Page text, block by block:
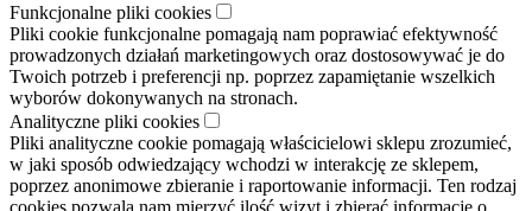
Funkcjonalne pliki cookies
Pliki cookie funkcjonalne pomagają nam poprawiać efektywność
prowadzonych działań marketingowych oraz dostosowywać je do
Twoich potrzeb i preferencji np. poprzez zapamiętanie wszelkich
wyborów dokonywanych na stronach.
Analityczne pliki cookies
Pliki analityczne cookie pomagają właścicielowi sklepu zrozumieć,
w jaki sposób odwiedzający wchodzi w interakcję ze sklepem,
poprzez anonimowe zbieranie i raportowanie informacji. Ten rodzaj
cookies pozwala nam mierzyć ilość wizyt i zbierać informacje o